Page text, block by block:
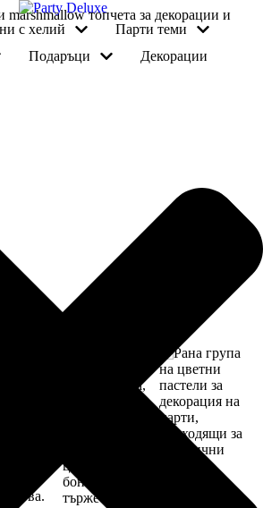
с хелий
парти теми
подаръци
декорации
marshmallow топчета за декорации и